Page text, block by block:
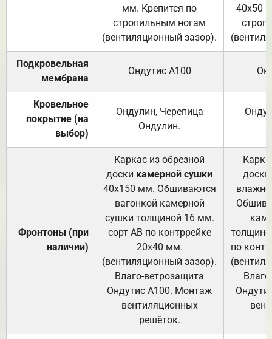
мм. Крепится по
стропильным ногам
(вентиляционный зазор).
40х50
Подкровельная
мембрана
Ондутис А100
Кровельное
покрытие (на
выбор)
Ондулин, Черепица
Ондулин.
Фронтоны (при
наличии)
Каркас из обрезной
доски камерной сушки
40х150 мм. Обшиваются
вагонкой камерной
сушки толщиной 16 мм.
сорт АВ по контррейке
20х40 мм.
(вентиляционный зазор).
Влаго-ветрозащита
Ондутис А100. Монтаж
вентиляционных
решёток.
доски
по